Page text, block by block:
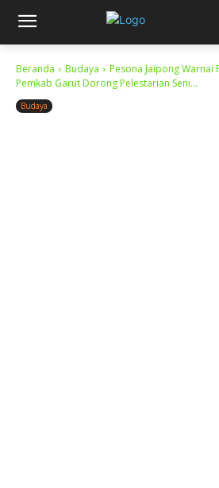
Beranda Budaya
Pesona Jaipong Warnai
Pemkab Garut Dorong Pelestarian Seni...
Budaya